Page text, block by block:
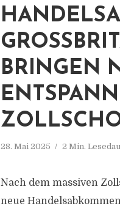
RINGEN
28. Mai 2025 2 Min.
Nach dem massiven
neue